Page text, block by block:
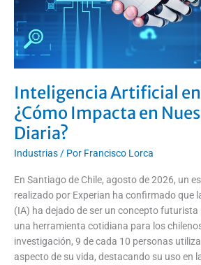
Inteligencia Artificial
¿Cómo Impacta en
Diaria?
Industrias / Por Francisco Lorca
En Santiago de Chile, agosto de 2026, un
realizado por Experian ha confirmado que
(IA) ha dejado de ser un concepto futurista
una herramienta cotidiana para los
investigación, 9 de cada 10 personas
aspecto de su vida, destacando su uso en
Diaria?